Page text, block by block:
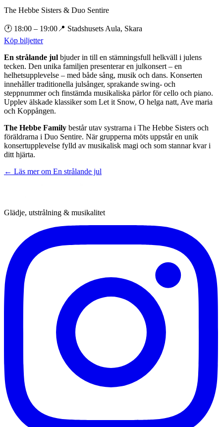
The Hebbe Sisters & Duo Sentire
🕐 18:00 – 19:00 📍 Stadshusets Aula, Skara
Köp biljetter
En strålande jul bjuder in till en stämningsfull helkväll i julens
tecken. Den unika familjen presenterar en julkonsert – en
helhetsupplevelse – med både sång, musik och dans. Konserten
innehåller traditionella julsånger, sprakande swing- och
steppnummer och finstämda musikaliska pärlor för cello och piano.
Upplev älskade klassiker som Let it Snow, O helga natt, Ave maria
och Koppången.
The Hebbe Family består utav systrarna i The Hebbe Sisters och
föräldrarna i Duo Sentire. När grupperna möts uppstår en unik
konsertupplevelse fylld av musikalisk magi och som stannar kvar i
ditt hjärta.
← Läs mer om En strålande jul
Glädje, utstrålning & musikalitet